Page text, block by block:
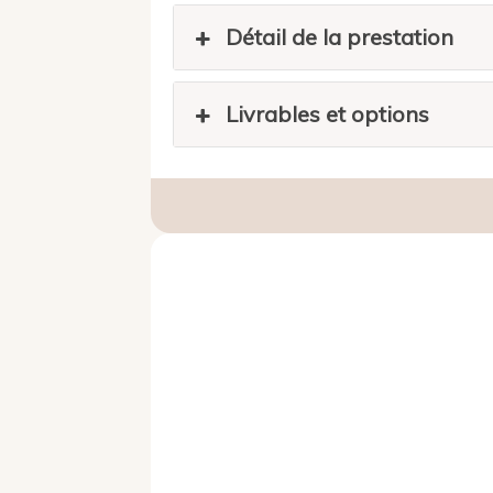
Détail de la prestation
Livrables et options